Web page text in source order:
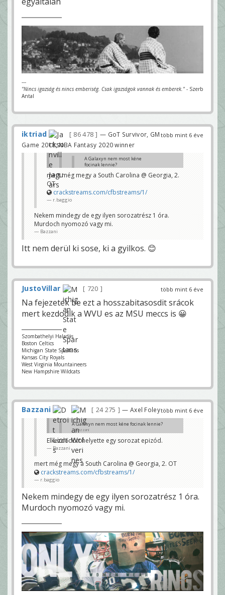
---
"Nincs igazság és nincs emberiség. Csak igazságok vannak és emberek." - Szerb
Antal
több mint 6 éve
iktriad 86 478
— GoT Survivor, GM
Game 2018, NBA Fantasy 2020 winner
A Galaxyn nem most kéne
focinak lennie?
és megússza a Georgia a rohadt élet... a
r.baggio
Elkezdődött helyette egy sorozat epizód.
mert még megy a South Carolina @ Georgia, 2.
OT
crackstreams.com/cfbstreams/1/
r.baggio
Nekem mindegy de egy ilyen sorozatrész 1 óra.
Murdoch nyomozó vagy mi.
Bazzani
Itt nem derül ki sose, ki a gyilkos. 😊
több mint 6 éve
JustoVillar 720
Na fejezetek be ezt a hosszabitasosdit srácok
mert kezdodik a WVU es az MSU meccs is 😀
Szombathelyi Haladás
Boston Celtics
Michigan State Spartans
Kansas City Royals
West Virginia Mountaineers
New Hampshire Wildcats
több mint 6 éve
Bazzani 24 275 — Axel Foley
A Galaxyn nem most kéne focinak lennie?
Bazzani
mindig kicsit később kezd 21:30-nál
és megússza a Georgia a rohadt élet... a Memphis
viszont kikapott, egy veretlennel kevesebb
r.baggio
Elkezdődött helyette egy sorozat epizód.
Bazzani
mert még megy a South Carolina @ Georgia, 2. OT
crackstreams.com/cfbstreams/1/
r.baggio
Nekem mindegy de egy ilyen sorozatrész 1 óra.
Murdoch nyomozó vagy mi.